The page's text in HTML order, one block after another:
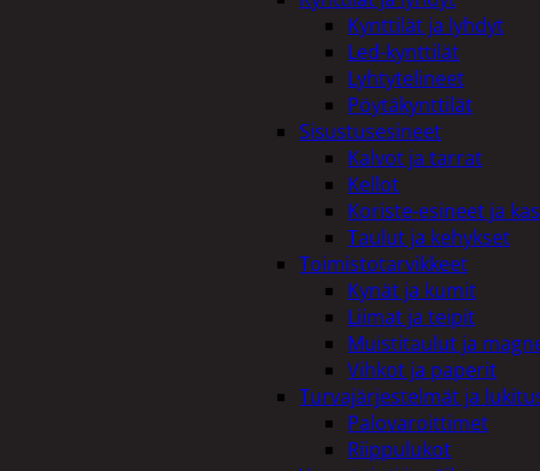
Kynttilät ja lyhdyt
Led-kynttilät
Lyhtytelineet
Pöytäkynttilät
Sisustusesineet
Kalvot ja tarrat
Kellot
Koriste-esineet ja
Taulut ja kehykset
Toimistotarvikkeet
Kynät ja kumit
Liimat ja teipit
Muistitaulut ja
Vihkot ja paperit
Turvajärjestelmät ja
Palovaroittimet
Riippulukot